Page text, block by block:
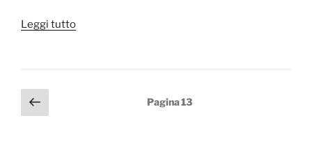
Leggi tutto“Disturbi
Paginazione
degli
Pagina
precedente
Pagina13